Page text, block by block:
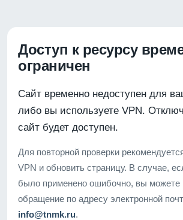
Доступ к ресурсу
ограничен
Сайт временно недоступен для
либо вы используете VPN.
сайт будет доступен.
Для повторной проверки
VPN и обновить страницу. В случае,
было применено ошибочно, вы можете
обращение по адресу электронной
info@tnmk.ru.